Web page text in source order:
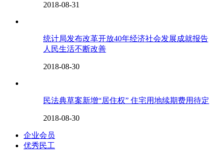
2018-08-31
统计局发布改革开放40年经济社会发展成就报告
人民生活不断改善
2018-08-30
民法典草案新增“居住权” 住宅用地续期费用待定
2018-08-30
企业会员
优秀民工